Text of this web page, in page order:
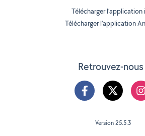
Retrouvez-nous
Télécharger l’application
Télécharger l’application
Version 25.5.3